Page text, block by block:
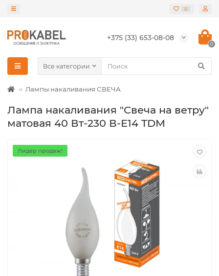
0
+375 (33) 653-08-08
0
Все категории
Лампы накаливания СВЕЧА
Лампа накаливания "Свеча на ветру"
матовая 40 Вт-230 В-Е14 TDM
Лидер продаж!